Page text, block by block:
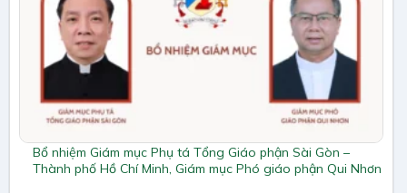
Bổ nhiệm Giám mục Phụ tá Tổng Giáo phận Sài Gòn –
Thành phố Hồ Chí Minh, Giám mục Phó giáo phận Qui Nhơn